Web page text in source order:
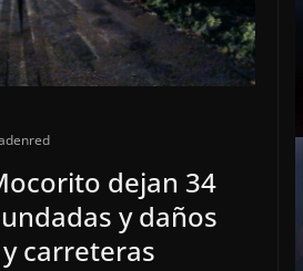
dejan 34
y daños
carreteras